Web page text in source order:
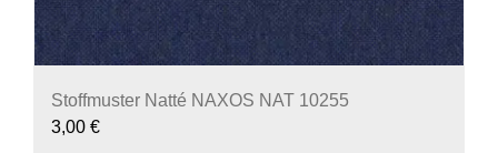
Stoffmuster Natté NAXOS NAT 10255
3,00 €